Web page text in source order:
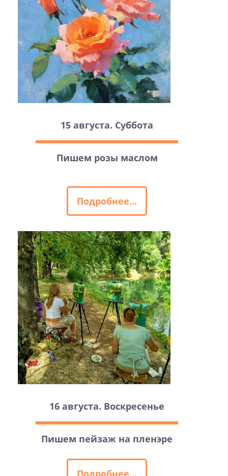
15 августа. Суббота
Пишем розы маслом
Подробнее...
16 августа. Воскресенье
Пишем пейзаж на пленэре
Подробнее...